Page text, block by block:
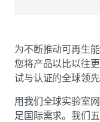
为不断推动可再生
您将产品以比以往
试与认证的全球领
用我们全球实验室
足国际需求。我们